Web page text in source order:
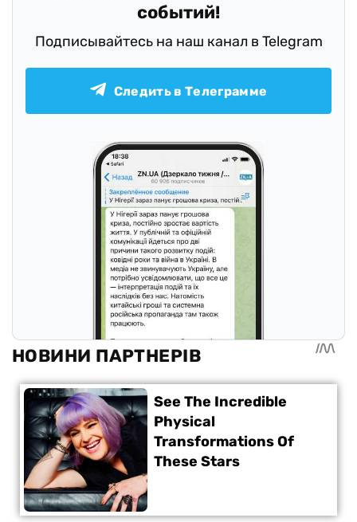
событий!
Подписывайтесь на наш канал в Telegram
Следить в Телеграмме